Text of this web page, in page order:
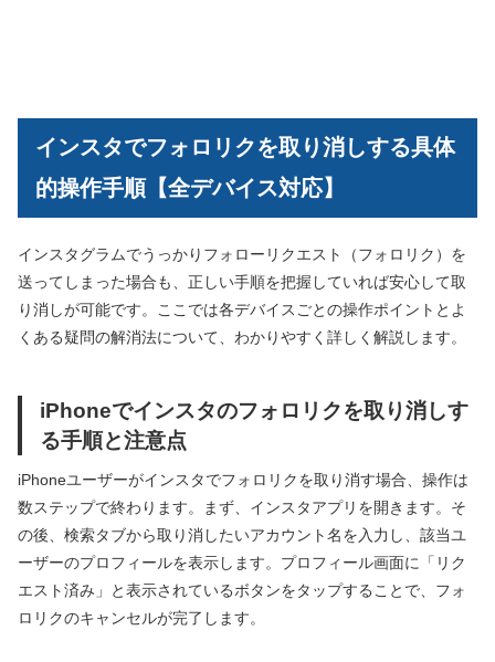
インスタでフォロリクを取り消しする具体
的操作手順【全デバイス対応】
インスタグラムでうっかりフォローリクエスト（フォロリク）を
送ってしまった場合も、正しい手順を把握していれば安心して取
り消しが可能です。ここでは各デバイスごとの操作ポイントとよ
くある疑問の解消法について、わかりやすく詳しく解説します。
iPhoneでインスタのフォロリクを取り消しす
る手順と注意点
iPhoneユーザーがインスタでフォロリクを取り消す場合、操作は
数ステップで終わります。まず、インスタアプリを開きます。そ
の後、検索タブから取り消したいアカウント名を入力し、該当ユ
ーザーのプロフィールを表示します。プロフィール画面に「リク
エスト済み」と表示されているボタンをタップすることで、フォ
ロリクのキャンセルが完了します。